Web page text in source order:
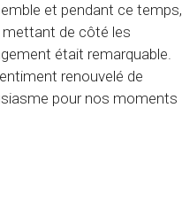
et pendant ce temps,
mettant de côté les
était remarquable.
renouvelé de
pour nos moments